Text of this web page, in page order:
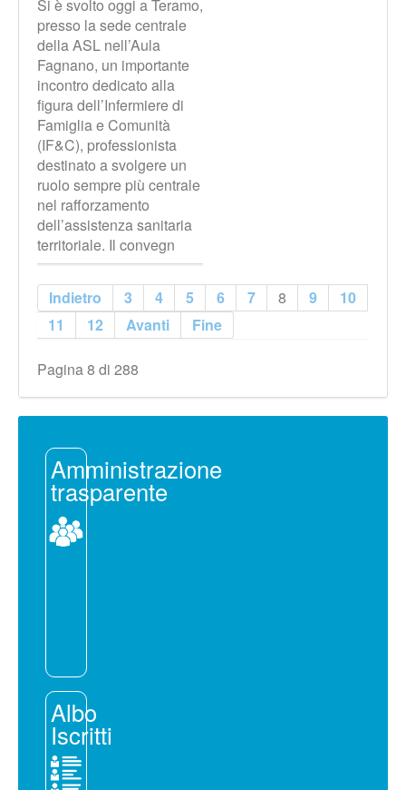
Si è svolto oggi a Teramo,
presso la sede centrale
della ASL nell’Aula
Fagnano, un importante
incontro dedicato alla
figura dell’Infermiere di
Famiglia e Comunità
(IF&C), professionista
destinato a svolgere un
ruolo sempre più centrale
nel rafforzamento
dell’assistenza sanitaria
territoriale. Il convegn
Indietro 3 4 5 6 7 8 9
10
11
12 Avanti Fine
Pagina 8 di 288
Amministrazione
trasparente
Albo
Iscritti